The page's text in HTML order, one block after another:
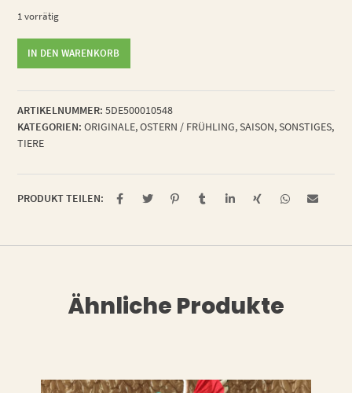
1 vorrätig
Menge
IN DEN WARENKORB
ARTIKELNUMMER: 5DE500010548
KATEGORIEN: ORIGINALE,OSTERN / FRÜHLING,SAISON,SONSTIGES,
TIERE
PRODUKT TEILEN:
Ähnliche Produkte